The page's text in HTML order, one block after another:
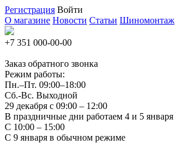
Регистрация Войти
О магазине Новости Статьи Шиномонтаж
+7 351 000-00-00
Заказ обратного звонка
Режим работы:
Пн.–Пт. 09:00–18:00
Сб.-Вс. Выходной
29 декабря с 09:00 – 12:00
В праздничные дни работаем 4 и 5 января
С 10:00 – 15:00
С 9 января в обычном режиме